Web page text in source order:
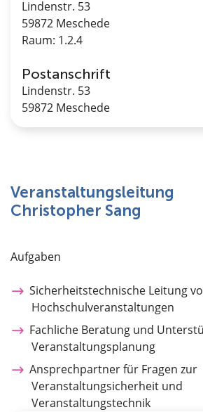
Lindenstr. 53
59872 Meschede
Raum: 1.2.4
Postanschrift
Lindenstr. 53
59872 Meschede
Veranstaltungsleitung
Christopher Sang
Aufgaben
Sicherheitstechnische Leitung
Hochschulveranstaltungen
Fachliche Beratung und
Veranstaltungsplanung
Ansprechpartner für Fragen zur
Veranstaltungsicherheit und
Veranstaltungstechnik